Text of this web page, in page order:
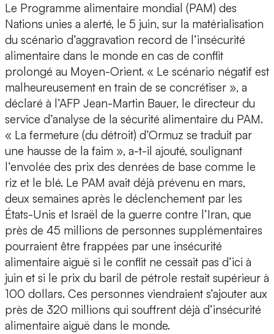
Le Programme alimentaire mondial (PAM) des
Nations unies a alerté, le 5 juin, sur la matérialisation
du scénario d’aggravation record de l’insécurité
alimentaire dans le monde en cas de conflit
prolongé au Moyen-Orient. « Le scénario négatif est
malheureusement en train de se concrétiser », a
déclaré à l’AFP Jean-Martin Bauer, le directeur du
service d’analyse de la sécurité alimentaire du PAM.
« La fermeture (du détroit) d’Ormuz se traduit par
une hausse de la faim », a-t-il ajouté, soulignant
l’envolée des prix des denrées de base comme le
riz et le blé. Le PAM avait déjà prévenu en mars,
deux semaines après le déclenchement par les
États-Unis et Israël de la guerre contre l’Iran, que
près de 45 millions de personnes supplémentaires
pourraient être frappées par une insécurité
alimentaire aiguë si le conflit ne cessait pas d’ici à
juin et si le prix du baril de pétrole restait supérieur à
100 dollars. Ces personnes viendraient s’ajouter aux
près de 320 millions qui souffrent déjà d’insécurité
alimentaire aiguë dans le monde.